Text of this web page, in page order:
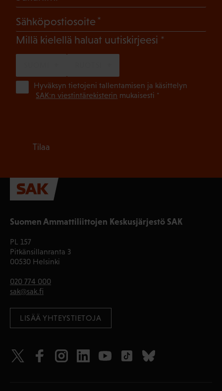
Suomen Ammattiliittojen Keskusjärjestö SAK
PL 157
Pitkänsillanranta 3
00530 Helsinki
020 774 000
sak@sak.fi
LISÄÄ YHTEYSTIETOJA
Sähköpostiosoite
Millä kielellä haluat uutiskirjeesi (Pakollinen)
Hyväksyn tietojeni tallentamisen ja käsittelyn
SAK:n viestintärekisterin mukaisesti *
Tilaa